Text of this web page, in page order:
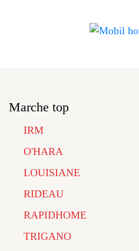
Marche top
IRM
O'HARA
LOUISIANE
RIDEAU
RAPIDHOME
TRIGANO